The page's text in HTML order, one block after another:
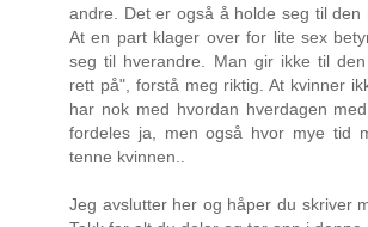
andre. Det er også å holde seg til den
At en part klager over for lite sex
seg til hverandre. Man gir ikke til
rett på", forstå meg riktig. At kvinner
har nok med hvordan hverdagen
fordeles ja, men også hvor mye tid
tenne kvinnen..
Jeg avslutter her og håper du skriver